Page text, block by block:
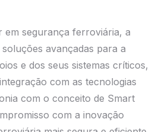
em segurança ferroviária, a
avançadas para a
e dos seus sistemas críticos,
com as tecnologias
com o conceito de Smart
com a inovação